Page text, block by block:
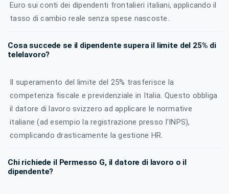
Euro sui conti dei dipendenti frontalieri italiani, applicando il
tasso di cambio reale senza spese nascoste.
Cosa succede se il dipendente supera il limite del 25% di
telelavoro?
Il superamento del limite del 25% trasferisce la
competenza fiscale e previdenziale in Italia. Questo obbliga
il datore di lavoro svizzero ad applicare le normative
italiane (ad esempio la registrazione presso l'INPS),
complicando drasticamente la gestione HR.
Chi richiede il Permesso G, il datore di lavoro o il
dipendente?